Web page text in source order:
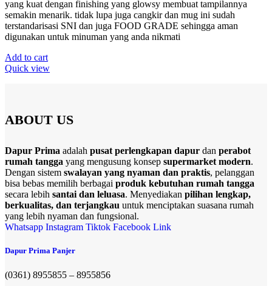
yang kuat dengan finishing yang glowsy membuat tampilannya
semakin menarik. tidak lupa juga cangkir dan mug ini sudah
terstandarisasi SNI dan juga FOOD GRADE sehingga aman
digunakan untuk minuman yang anda nikmati
Add to cart
Quick view
ABOUT US
Dapur Prima adalah pusat perlengkapan dapur dan perabot
rumah tangga yang mengusung konsep supermarket modern.
Dengan sistem swalayan yang nyaman dan praktis, pelanggan
bisa bebas memilih berbagai produk kebutuhan rumah tangga
secara lebih santai dan leluasa. Menyediakan pilihan lengkap,
berkualitas, dan terjangkau untuk menciptakan suasana rumah
yang lebih nyaman dan fungsional.
Whatsapp Instagram Tiktok Facebook Link
Dapur Prima Panjer
(0361) 8955855 – 8955856​